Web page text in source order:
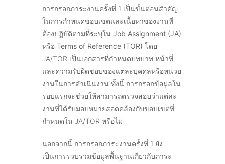
การกรอกภาระงานครั้งที่ 1 เป็นขั้นตอนสำคัญ
ในการกำหนดขอบเขตและเนื้อหาของงานที่
ต้องปฏิบัติตามที่ระบุใน Job Assignment (JA)
หรือ Terms of Reference (TOR) โดย
JA/TOR เป็นเอกสารที่กำหนดบทบาท หน้าที่
และความรับผิดชอบของแต่ละบุคคลหรือหน่วย
งานในการดำเนินงาน ทั้งนี้ การกรอกข้อมูลใน
รอบแรกจะช่วยให้สามารถตรวจสอบว่าแต่ละ
งานที่ได้รับมอบหมายสอดคล้องกับขอบเขตที่
กำหนดใน JA/TOR หรือไม่
นอกจากนี้ การกรอกภาระงานครั้งที่ 1 ยัง
เป็นการรวบรวมข้อมูลพื้นฐานเกี่ยวกับภาระ